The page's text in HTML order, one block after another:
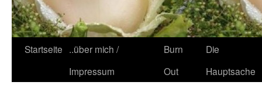
Startseite ..über mich /
Impressum
Burn
Out
Die
Hauptsache